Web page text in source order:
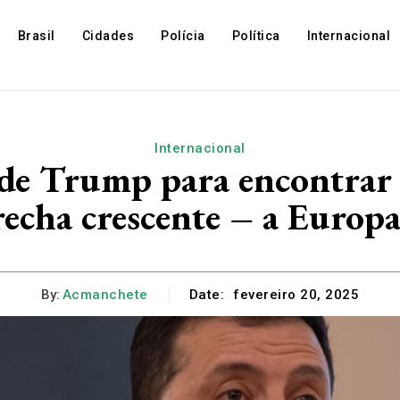
Brasil Cidades Polícia Política Internacional
Internacional
Trump para
crescente – a
By: Acmanchete Date: fevereiro 20, 2025